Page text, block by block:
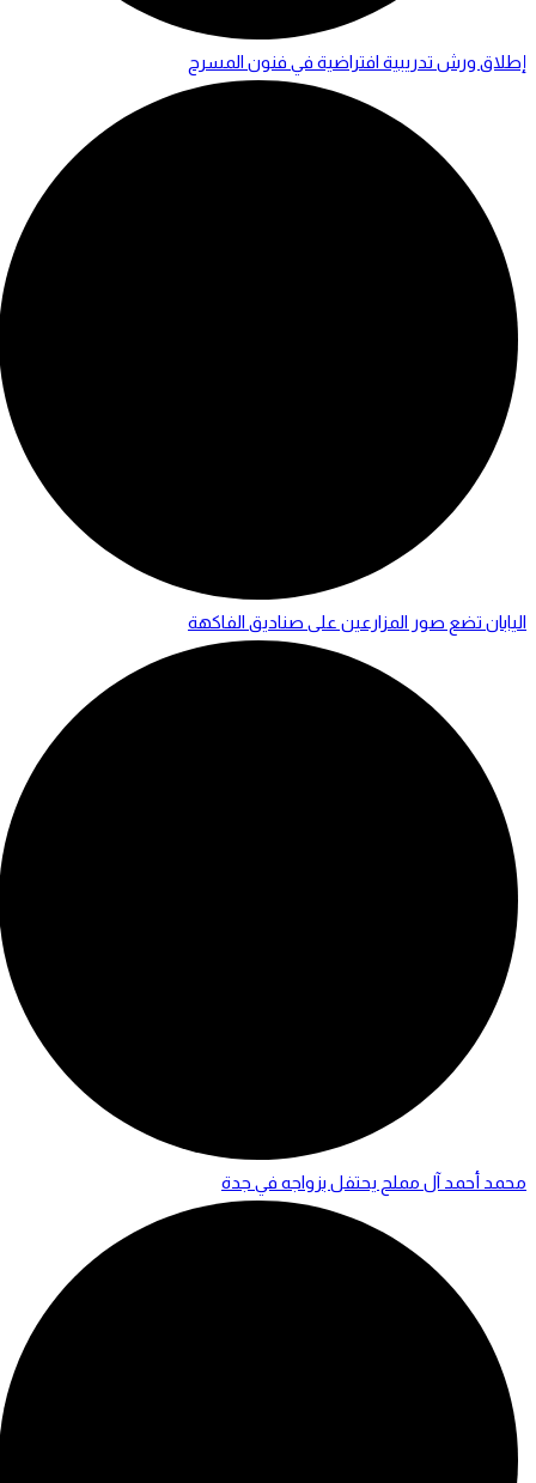
إطلاق ورش تدريبية افتراضية في فنون المسرح
اليابان تضع صور المزارعين على صناديق الفاكهة
محمد أحمد آل مملح يحتفل بزواجه في جدة